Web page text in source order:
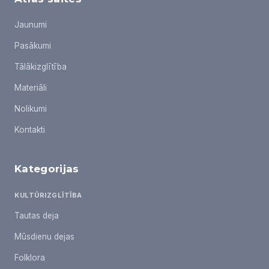
Jaunumi
Pasākumi
Tālākizglītība
Materiāli
Nolikumi
Kontakti
Kategorijas
KULTŪRIZGLĪTĪBA
Tautas deja
Mūsdienu dejas
Folklora